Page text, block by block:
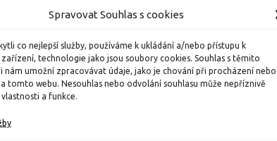
Spravovat Souhlas s cookies
co nejlepší služby, používáme k ukládání a/nebo přístupu k
technologie jako jsou soubory cookies. Souhlas s těmito
nám umožní zpracovávat údaje, jako je chování při procházení nebo
tomto webu. Nesouhlas nebo odvolání souhlasu může nepříznivě
a funkce.